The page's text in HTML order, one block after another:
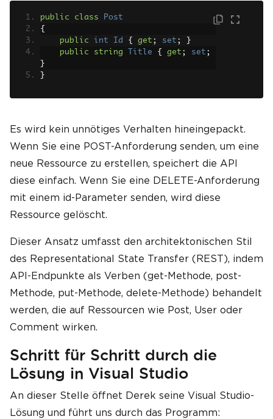
public class
Post
{
public
int Id { get ; set ;
}
public
string Title { get ; set ;
}
}
Es wird kein unnötiges Verhalten hineingepackt.
Wenn Sie eine POST-Anforderung senden, um eine
neue Ressource zu erstellen, speichert die API
diese einfach. Wenn Sie eine DELETE-Anforderung
mit einem id-Parameter senden, wird diese
Ressource gelöscht.
Dieser Ansatz umfasst den architektonischen Stil
des Representational State Transfer (REST), indem
API-Endpunkte als Verben (get-Methode, post-
Methode, put-Methode, delete-Methode) behandelt
werden, die auf Ressourcen wie Post, User oder
Comment wirken.
Schritt für Schritt durch die
Lösung in Visual Studio
An dieser Stelle öffnet Derek seine Visual Studio-
Lösung und führt uns durch das Programm: